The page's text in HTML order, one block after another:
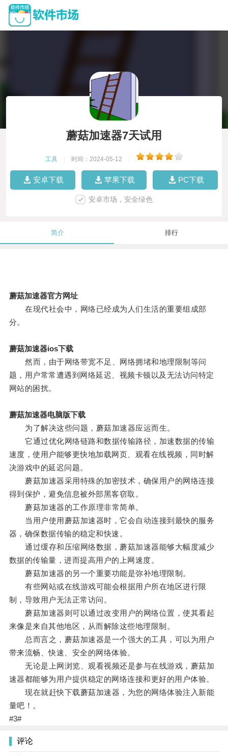
蘑菇加速器7天试用
工具 时间：2024-05-12
安卓下载 苹果下载 PC下载
安卓市场，安全绿色
简介 排行
蘑菇加速器官方网址
在现代社会中，网络已经成为人们生活的重要组成部
分。
蘑菇加速器ios下载
然而，由于网络带宽不足、网络拥堵和地理限制等问
题，用户常常遭遇到网络延迟、视频卡顿以及无法访问特定
网站的困扰。
蘑菇加速器电脑版下载
为了解决这些问题，蘑菇加速器应运而生。
它通过优化网络链路和数据传输路径，加速数据的传输
速度，使用户能够更快地加载网页、观看在线视频，同时解
决游戏中的延迟问题。
蘑菇加速器采用特殊的加密技术，确保用户的网络连接
得到保护，避免信息被外部黑客窃取。
蘑菇加速器的工作原理非常简单。
当用户使用蘑菇加速器时，它会自动连接到最快的服务
器，确保数据传输的稳定和快速。
通过缓存和压缩网络数据，蘑菇加速器能够大幅度减少
数据的传输量，进而提高用户的上网速度。
蘑菇加速器的另一个重要功能是弥补地理限制。
有些网站或在线游戏可能会根据用户所在地区进行限
制，导致用户无法正常访问。
蘑菇加速器则可以通过改变用户的网络位置，使其看起
来像是来自其他地区，从而解除这些地理限制。
总而言之，蘑菇加速器是一个强大的工具，可以为用户
带来流畅、快速、安全的网络体验。
无论是上网浏览、观看视频还是参与在线游戏，蘑菇加
速器都能够为用户提供稳定的网络连接和更好的用户体验。
现在就赶快下载蘑菇加速器，为您的网络体验注入新能
量吧！。
#3#
评论